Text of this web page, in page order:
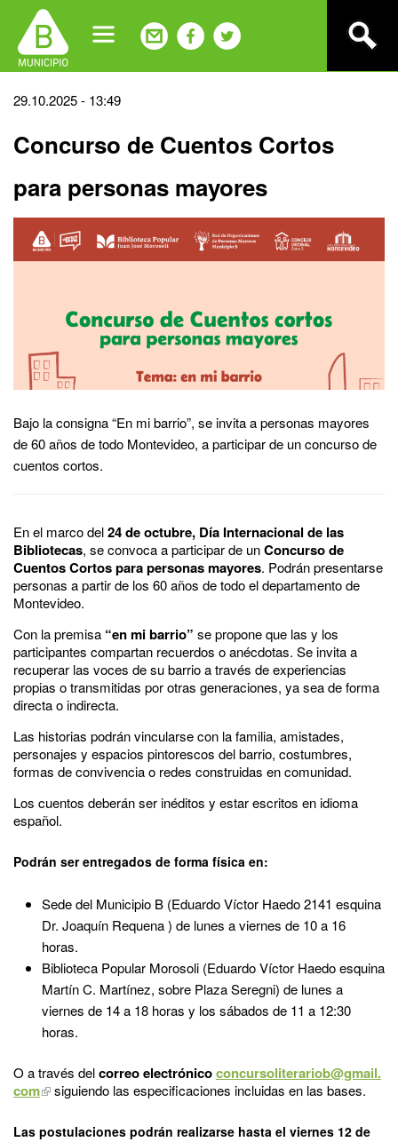
navigation
Back
top
29.10.2025 - 13:49
Concurso de Cuentos Cortos
para personas mayores
Bajo la consigna “En mi barrio”, se invita a personas mayores
de 60 años de todo Montevideo, a participar de un concurso de
cuentos cortos.
En el marco del24 de octubre, Día Internacional de las
Bibliotecas, se convoca a participar de unConcurso de
Cuentos Cortos para personas mayores. Podrán presentarse
personas a partir de los 60 años de todo el departamento de
Montevideo.
Con la premisa “en mi barrio” se propone que las y los
participantes compartan recuerdos o anécdotas. Se invita a
recuperar las voces de su barrio a través de experiencias
propias o transmitidas por otras generaciones, ya sea de forma
directa o indirecta.
Las historias podrán vincularse con la familia, amistades,
personajes y espacios pintorescos del barrio, costumbres,
formas de convivencia o redes construidas en comunidad.
Los cuentos deberán ser inéditos y estar escritos en idioma
español.
Podrán ser entregados de forma física en:
Sede del Municipio B (Eduardo Víctor Haedo 2141 esquina
Dr. Joaquín Requena ) de lunes a viernes de 10 a 16
horas.
Biblioteca Popular Morosoli (Eduardo Víctor Haedo esquina
Martín C. Martínez, sobre Plaza Seregni) de lunes a
viernes de 14 a 18 horas y los sábados de 11 a 12:30
horas.
O a través delcorreo electrónicoconcursoliterariob@gmail.
com
siguiendo las especificaciones incluidas en las bases.
Las postulaciones podrán realizarse hasta el viernes 12 de